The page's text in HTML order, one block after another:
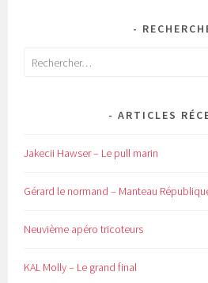
Rechercher :
ARTICLES
Jakecii Hawser – Le pull marin
Gérard le normand – Manteau
Neuvième apéro tricoteurs
KAL Molly – Le grand final